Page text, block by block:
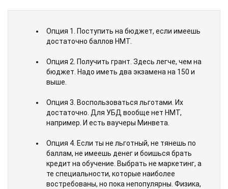
Опция 1. Поступить на бюджет, если имеешь
достаточно баллов НМТ.
Опция 2. Получить грант. Здесь легче, чем на
бюджет. Надо иметь два экзамена на 150 и
выше.
Опция 3. Воспользоваться льготами. Их
достаточно. Для УБД вообще нет НМТ,
например. И есть ваучеры Минвета.
Опция 4. Если ты не льготный, не тянешь по
баллам, не имеешь денег и боишься брать
кредит на обучение. Выбрать не маркетинг, а
те специальности, которые наиболее
востребованы, но пока непопулярны. Физика,